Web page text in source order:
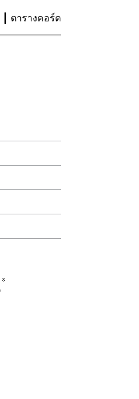
ตารางคอร์ด